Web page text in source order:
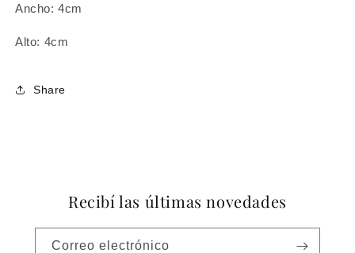
Ancho: 4cm
Alto: 4cm
Share
Recibí las últimas novedades
Correo electrónico